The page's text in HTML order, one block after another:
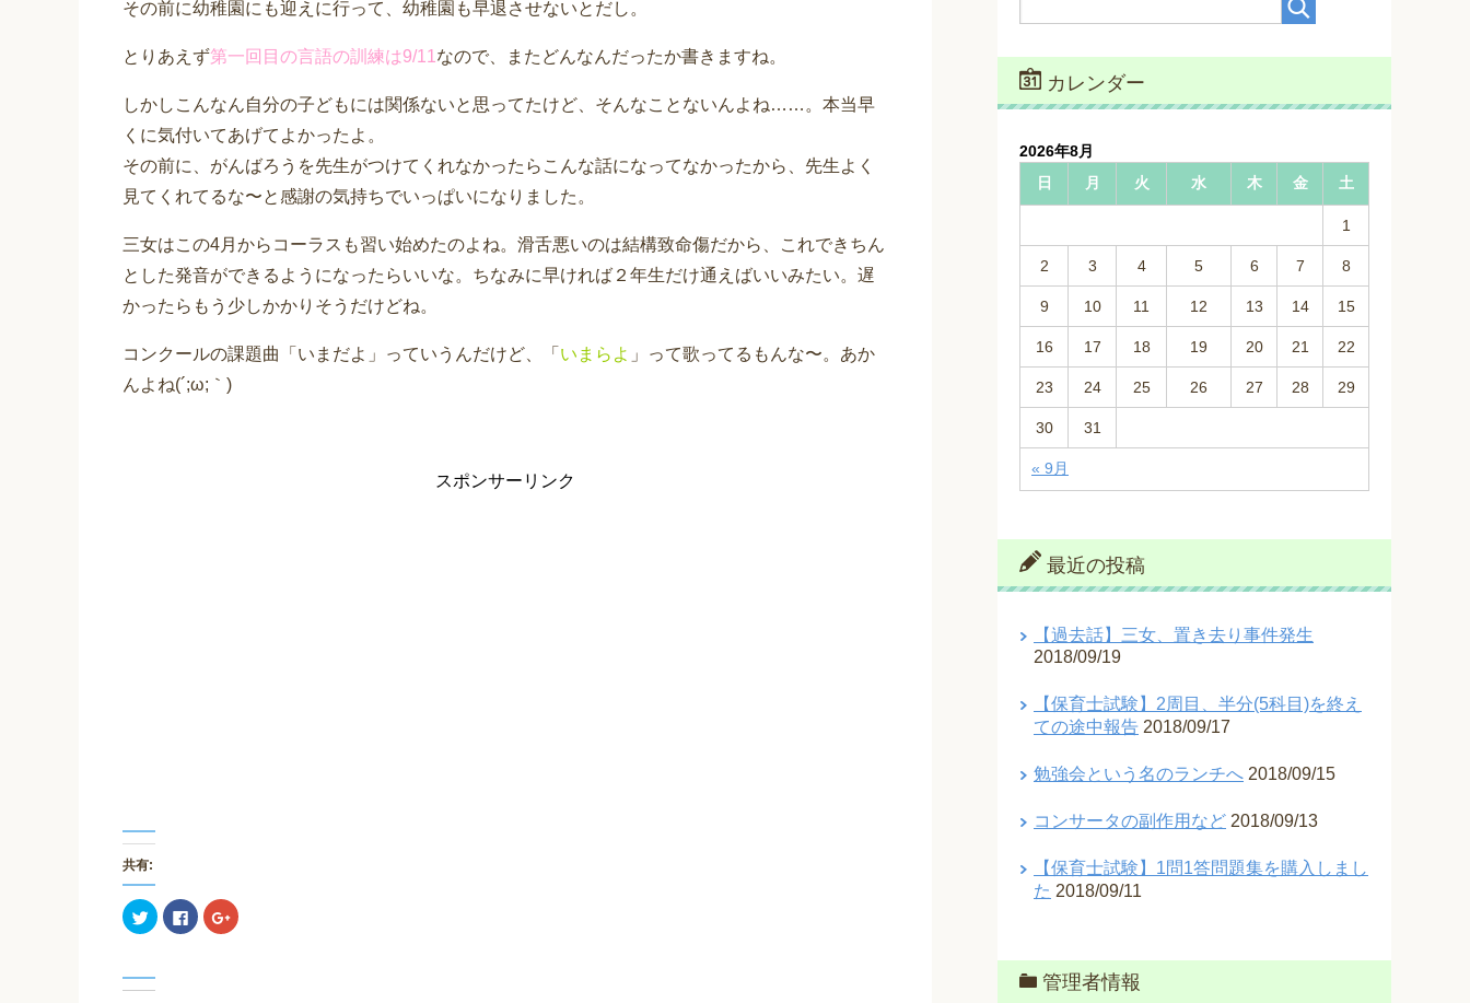
その前に幼稚園にも迎えに行って、幼稚園も早退させないとだし。
とりあえず第一回目の言語の訓練は9/11 なので、またどんなんだったか書きますね。
しかしこんなん自分の子どもには関係ないと思ってたけど、そんなことないんよね……。本当早
くに気付いてあげてよかったよ。
その前に、がんばろうを先生がつけてくれなかったらこんな話になってなかったから、先生よく
見てくれてるな〜と感謝の気持ちでいっぱいになりました。
三女はこの4月からコーラスも習い始めたのよね。滑舌悪いのは結構致命傷だから、これできちん
とした発音ができるようになったらいいな。ちなみに早ければ２年生だけ通えばいいみたい。遅
かったらもう少しかかりそうだけどね。
コンクールの課題曲「いまだよ」っていうんだけど、「 いまらよ 」って歌ってるもんな〜。あか
んよね(´;ω;｀)
スポンサーリンク
共有:
ク
リ
て
T
F
a
ク
リ
カレンダー
2026年8月
日
月 火 水 木 金 土
« 9月
1
2 3 4 5 6 7 8
9 10 11 12 13 14 15
16 17 18 19 20 21 22
23 24 25 26 27 28 29
30 31
最近の投稿
【過去話】三女、置き去り事件発生
2018/09/19
【保育士試験】2周目、半分(5科目)を終え
ての途中報告 2018/09/17
勉強会という名のランチへ 2018/09/15
コンサータの副作用など 2018/09/13
【保育士試験】1問1答問題集を購入しまし
た 2018/09/11
管理者情報